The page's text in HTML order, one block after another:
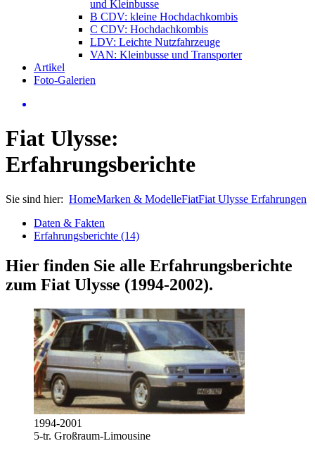
und Kleinbusse
B CDV: kleine Hochdachkombis
C CDV: Hochdachkombis
LDV: Leichte Nutzfahrzeuge
VAN: Kleinbusse und Transporter
Artikel
Foto-Galerien
Fiat Ulysse:
Erfahrungsberichte
Sie sind hier: HomeMarken & ModelleFiatFiat Ulysse Erfahrungen
Daten & Fakten
Erfahrungsberichte (14)
Hier finden Sie alle Erfahrungsberichte
zum Fiat Ulysse (1994-2002).
1994-2001
5-tr. Großraum-Limousine